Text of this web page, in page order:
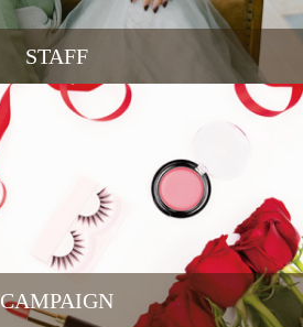
STAFF
CAMPAIGN